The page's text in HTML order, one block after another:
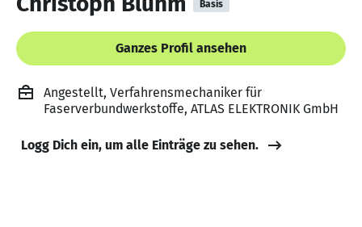
Basis
Ganzes Profil ansehen
Angestellt, Verfahrensmechaniker für
Faserverbundwerkstoffe, ATLAS ELEKTRONIK GmbH
Logg Dich ein, um alle Einträge zu sehen.